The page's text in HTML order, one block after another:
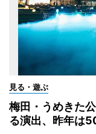
見る・遊ぶ
梅田・うめきた
る演出、昨年は